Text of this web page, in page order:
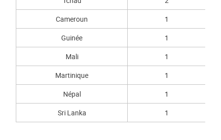
Cameroun
1
Guinée
1
Mali
1
Martinique
1
Népal
1
Sri Lanka
1